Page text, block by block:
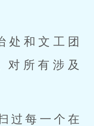
处和文工团
对所有涉及
过每一个在